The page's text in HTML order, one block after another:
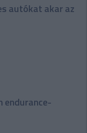
autókat akar az
endurance-